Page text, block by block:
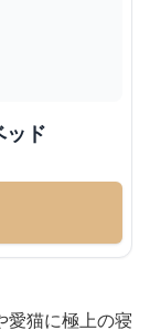
ッド
愛猫に極上の寝